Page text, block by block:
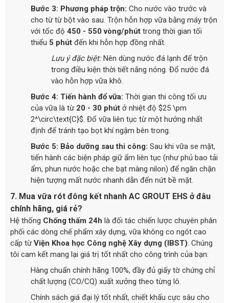
Bước 3: Phương pháp trộn: Cho nước vào trước và
cho từ từ bột vào sau. Trộn hỗn hợp vữa bằng máy trộn
với tốc độ 450 - 550 vòng/phút trong thời gian tối
thiểu 5 phút đến khi hỗn hợp đồng nhất.
Lưu ý đặc biệt:Nên dùng nước đá lạnh để trộn
trong điều kiện thời tiết nắng nóng. Đổ nước đá
vào hỗn hợp vữa khô.
Bước 4: Tiến hành đổ vữa: Thời gian thi công tối ưu
của vữa là từ 20 - 30 phút ở nhiệt độ $25 \pm
2^\circ\text{C}$. Đổ vữa liên tục từ một hướng nhất
định để tránh tạo bọt khí ngậm bên trong.
Bước 5: Bảo dưỡng sau thi công: Sau khi vữa se mặt,
tiến hành các biện pháp giữ ẩm liên tục (như phủ bao tải
ẩm, phun nước hoặc che bạt màng nilon) để ngăn chặn
hiện tượng mất nước nhanh dẫn đến nứt bề mặt.
7. Mua vữa rót đông kết nhanh AC GROUT EHS ở đâu
chính hãng, giá rẻ?
Hệ thống Chống thấm 24h là đối tác chiến lược chuyên phân
phối các dòng chế phẩm xây dựng, vữa không co ngót cao
cấp từViện Khoa học Công nghệ Xây dựng (IBST) . Chúng
tôi cam kết mang lại giá trị tốt nhất cho công trình của bạn:
Hàng chuẩn chính hãng 100%, đầy đủ giấy tờ chứng chỉ
chất lượng (CO/CQ) xuất xưởng theo từng lô.
Chính sách giá đại lý tốt nhất, chiết khấu cực sâu cho